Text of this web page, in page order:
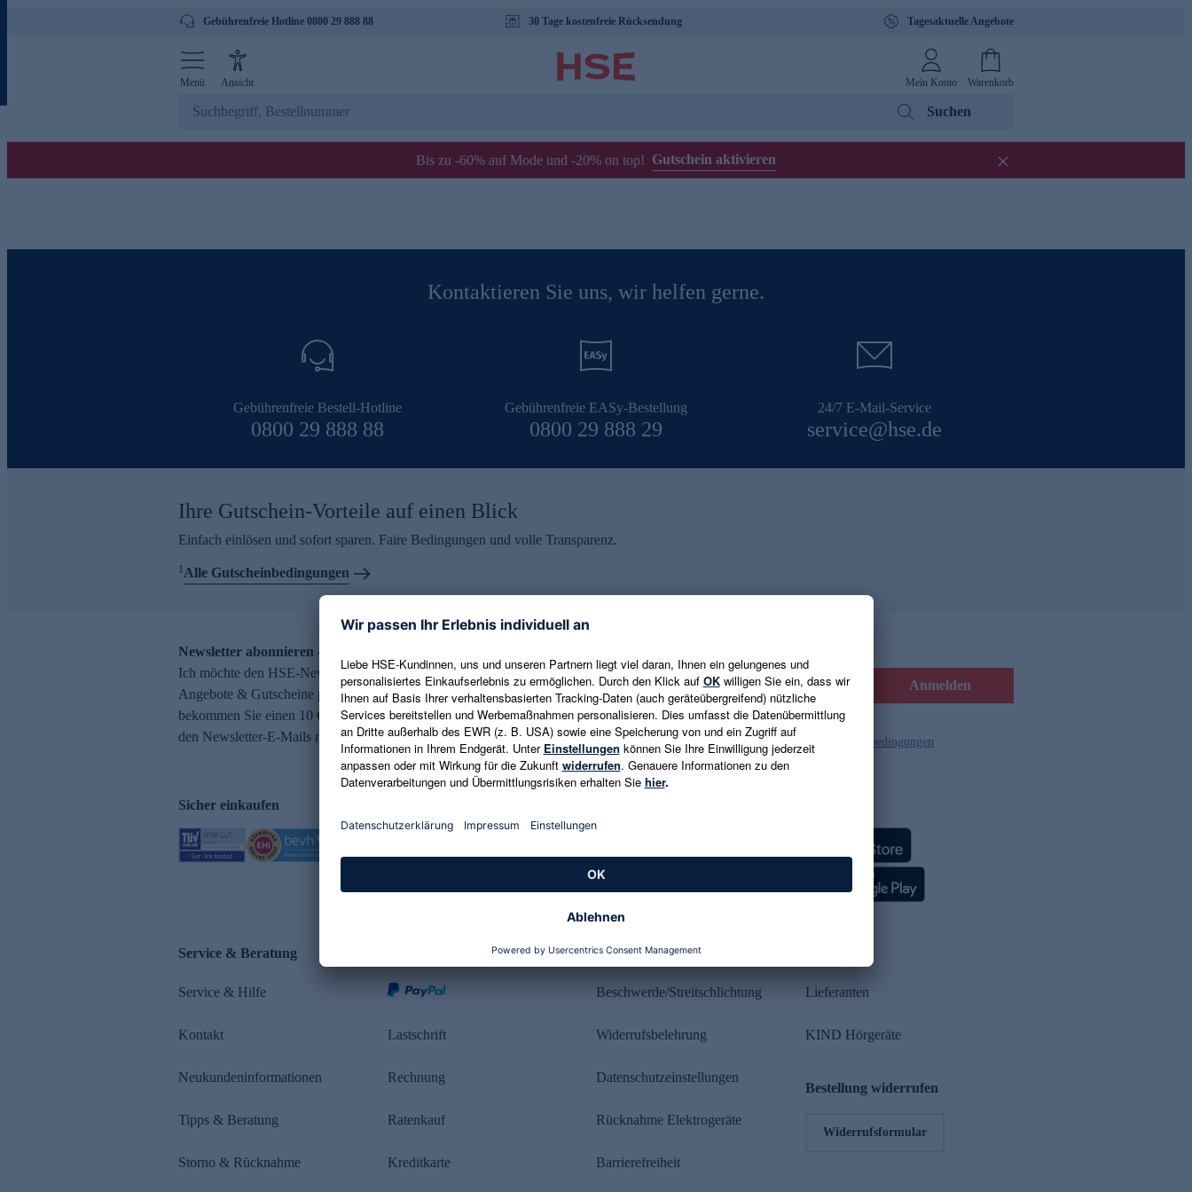
Gebührenfreie Hotline 0800 29 888 88 30 Tage kostenfreie Rücksendung Tagesaktuelle Angebote
Menü Ansicht Mein Konto Warenkorb
Suchen
Bis zu -60% auf Mode und -20% on top! Gutschein aktivieren
Kontaktieren Sie uns, wir helfen gerne.
Gebührenfreie Bestell-Hotline
0800 29 888 88
Gebührenfreie EASy-Bestellung
0800 29 888 29
24/7 E-Mail-Service
service@hse.de
Ihre Gutschein-Vorteile auf einen Blick
Einfach einlösen und sofort sparen. Faire Bedingungen und volle Transparenz.
1Alle Gutscheinbedingungen
Newsletter abonnieren – 10 € Gutschein erhalten
Ich möchte den HSE-Newsletter abonnieren und aktuelle Trends,
Angebote & Gutscheine per E-Mail erhalten. Als Dankeschön
bekommen Sie einen 10 € Gutschein. Eine Abmeldung ist jederzeit in
den Newsletter-E-Mails möglich.
E-Mail-Adresse eingeben Anmelden
Es gelten die Datenschutzrichtlinien und die Gutscheinbedingungen
Sicher einkaufen
Service & Beratung
Service & Hilfe
Kontakt
Neukundeninformationen
Tipps & Beratung
Storno & Rücknahme
Lastschrift
Rechnung
Ratenkauf
Kreditkarte
Rechtliches
Beschwerde/Streitschlichtung
Widerrufsbelehrung
Datenschutzeinstellungen
Rücknahme Elektrogeräte
Barrierefreiheit
Lieferanten
KIND Hörgeräte
Bestellung widerrufen
Widerrufsformular